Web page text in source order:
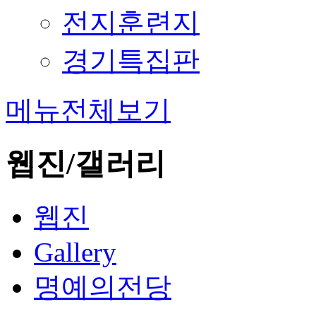
전지훈련지
경기특집판
메뉴전체보기
웹진/갤러리
웹진
Gallery
명예의전당